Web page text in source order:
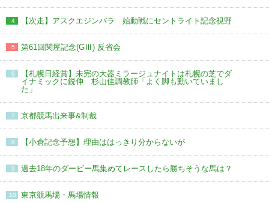
4 【次走】アスクエジンバラ 始動戦にセントライト記念視野
5 第61回関屋記念(GⅢ) 反省会
6
【札幌日経賞】未完の大器ミラージュナイトは札幌の芝でダ
イナミックに鋭伸 杉山佳調教師「よく脚も動いていまし
た」
7 京都競馬出来事&制裁
8 【小倉記念予想】理由ははっきり分からないが
9 過去18年のダービー馬集めてレースしたら勝ちそうな馬は？
10 東京競馬場・馬場情報